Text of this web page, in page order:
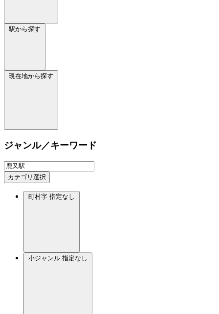
駅から探す
現在地から探す
ジャンル／キーワード
カテゴリ選択
町村字 指定なし
小ジャンル 指定なし